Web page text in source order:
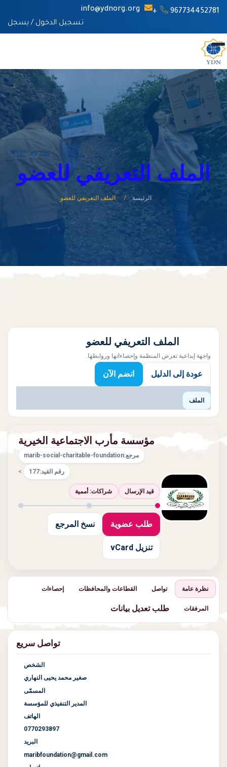
967734452781+
info@ydnorg.org
تسجيل الدخول / يسجل
الملف التعريفي للعضو
الرئيسة الملف التعريفي للعضو
الملف التعريفي للعضو
واجهة إبداعية تعرض المنظمة وإحصاءاتها وروابطها.
عودة إلى الدليل انضم الآن
الملف
مؤسسة مأرب الاجتماعية الخيرية
مرجع:marib-social-charitable-foundation
رقم القيد:177
>
قيد الإرسال شراكات: أممية
طلب عضوية نسخ المرجع
تنزيل vCard
نظرة عامة تواصل القطاعات والمحافظات إحصاءات
المرفقات طلب تعديل بيانات
تواصل سريع
الشخص
صغير محمد يحيى النهاري
المسمّى
المدير التنفيذي للمؤسسة
الهاتف
0770293897
البريد
maribfoundation@gmail.com